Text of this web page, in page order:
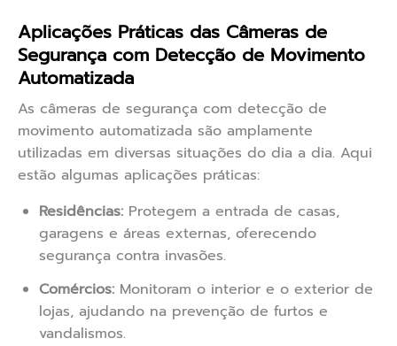
Aplicações Práticas das Câmeras de
Segurança com Detecção de Movimento
Automatizada
As câmeras de segurança com detecção de
movimento automatizada são amplamente
utilizadas em diversas situações do dia a dia. Aqui
estão algumas aplicações práticas:
Residências: Protegem a entrada de casas,
garagens e áreas externas, oferecendo
segurança contra invasões.
Comércios: Monitoram o interior e o exterior de
lojas, ajudando na prevenção de furtos e
vandalismos.